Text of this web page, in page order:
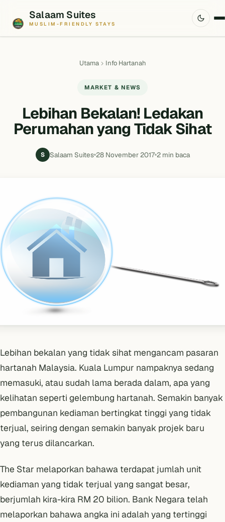
Salaam Suites
MUSLIM-FRIENDLY STAYS
Utama Info Hartanah
MARKET & NEWS
Lebihan Bekalan! Ledakan
Perumahan yang Tidak Sihat
S Salaam Suites 28 November 2017 2 min baca
Lebihan bekalan yang tidak sihat mengancam pasaran
hartanah Malaysia. Kuala Lumpur nampaknya sedang
memasuki, atau sudah lama berada dalam, apa yang
kelihatan seperti gelembung hartanah. Semakin banyak
pembangunan kediaman bertingkat tinggi yang tidak
terjual, seiring dengan semakin banyak projek baru
yang terus dilancarkan.
The Star melaporkan bahawa terdapat jumlah unit
kediaman yang tidak terjual yang sangat besar,
berjumlah kira-kira RM 20 bilion. Bank Negara telah
melaporkan bahawa angka ini adalah yang tertinggi